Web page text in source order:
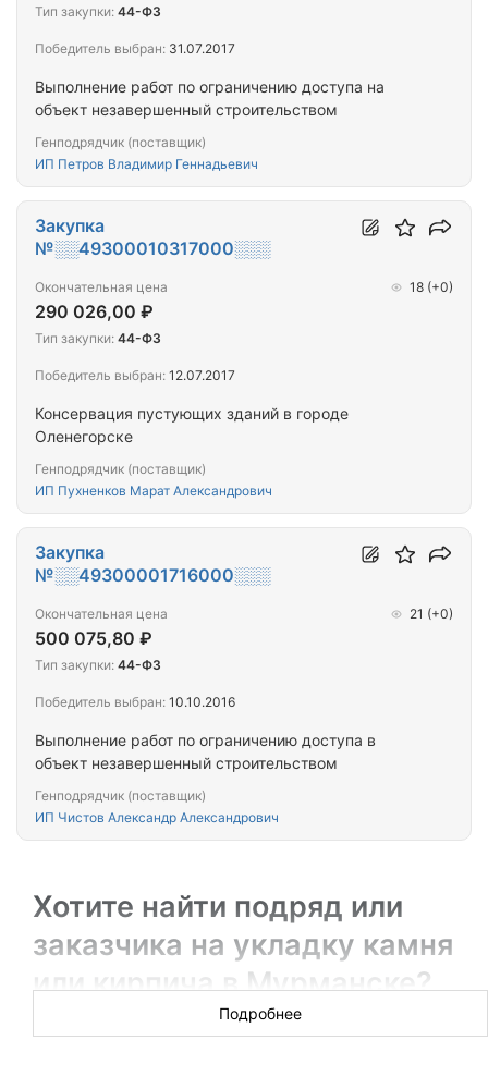
Выполнение работ по ограничению доступа на
объект незавершенный строительством
Генподрядчик (поставщик)
ИП Петров Владимир Геннадьевич
Тип закупки: 44-ФЗ
Победитель выбран: 31.07.2017
Консервация пустующих зданий в городе
Оленегорске
Генподрядчик (поставщик)
ИП Пухненков Марат Александрович
Закупка
№░░49300010317000░░░
Окончательная цена
290 026,00 ₽
18 (+0)
Тип закупки: 44-ФЗ
Победитель выбран: 12.07.2017
Выполнение работ по ограничению доступа в
объект незавершенный строительством
Генподрядчик (поставщик)
ИП Чистов Александр Александрович
Закупка
№░░49300001716000░░░
Окончательная цена
500 075,80 ₽
21 (+0)
Тип закупки: 44-ФЗ
Победитель выбран: 10.10.2016
Хотите найти подряд или
заказчика на укладку камня
или кирпича в Мурманске?
Подробнее